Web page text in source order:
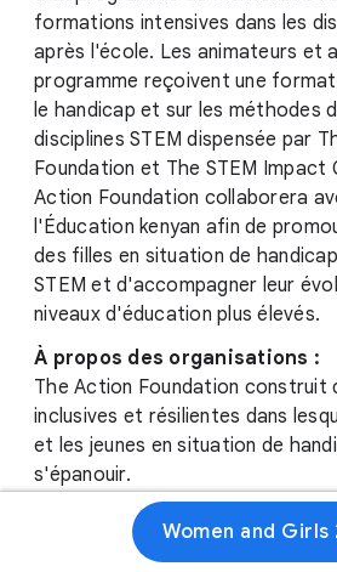
formations intensives dans les
après l'école. Les animateurs et
programme reçoivent une
le handicap et sur les méthodes
disciplines STEM dispensée par
Foundation et The STEM Impact
Action Foundation collaborera
l'Éducation kenyan afin de
des filles en situation de
STEM et d'accompagner leur
niveaux d'éducation plus élevés.
À propos des organisations :
The Action Foundation construit
inclusives et résilientes dans
et les jeunes en situation de
s'épanouir.
STEM Impact Center Kenya
créatif ainsi que des ressources
Women and Girls